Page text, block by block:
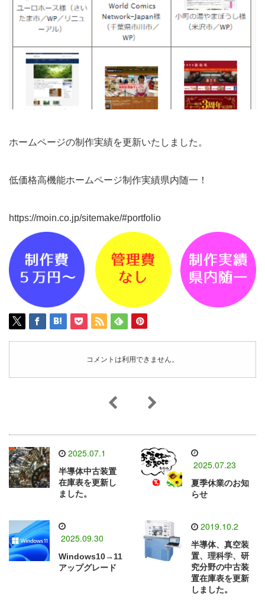
ホームページの制作実績を更新いたしました。
低価格高機能ホームページ制作実績県内随一！
https://moin.co.jp/sitemake/#portfolio
コメントは利用できません。
2025.07.1
半導体中古装置
在庫表を更新し
ました。
2025.07.23
夏季休業のお知
らせ
2025.09.30
Windows10→11
アップグレード
2019.10.2
半導体、真空装
置、理科学、研
究分野の中古装
置在庫表を更新
しました。